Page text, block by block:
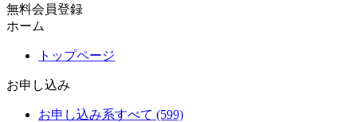
無料会員登録
ホーム
トップページ
お申し込み
お申し込み系すべて (599)